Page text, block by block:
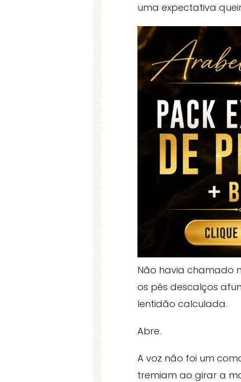
uma expectativa
Não havia chamado
os pés descalços
lentidão calculada.
Abre.
A voz não foi um
tremiam ao girar a